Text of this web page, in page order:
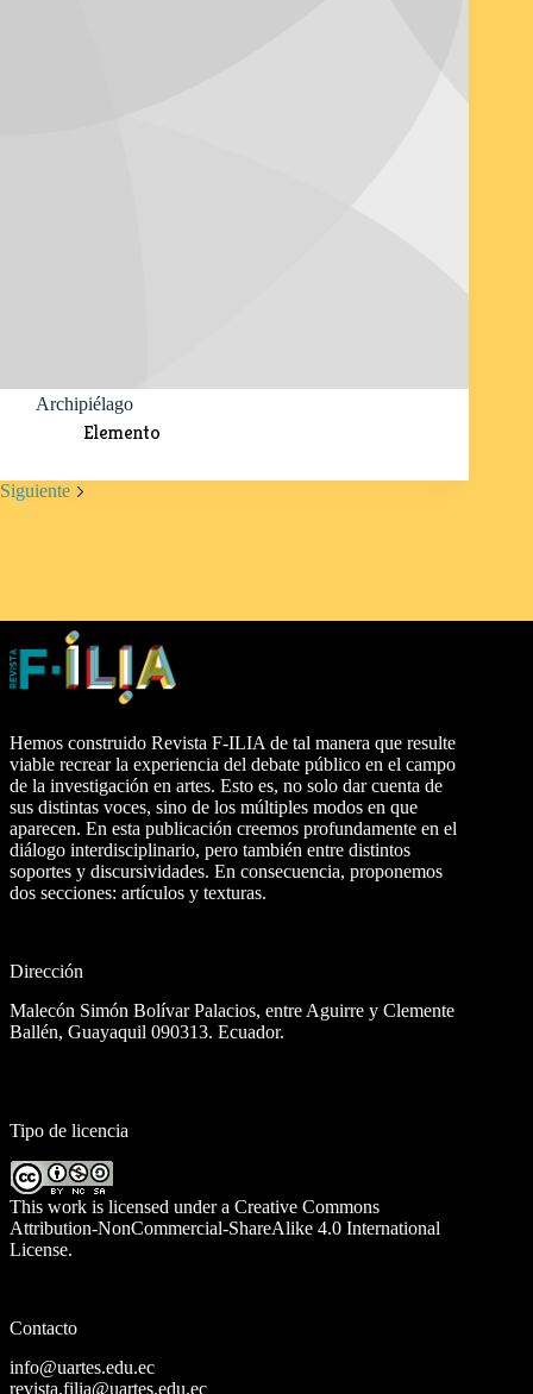
Archipiélago
Elemento
Siguiente
Hemos construido Revista F-ILIA de tal manera que resulte
viable recrear la experiencia del debate público en el campo
de la investigación en artes. Esto es, no solo dar cuenta de
sus distintas voces, sino de los múltiples modos en que
aparecen. En esta publicación creemos profundamente en el
diálogo interdisciplinario, pero también entre distintos
soportes y discursividades. En consecuencia, proponemos
dos secciones: artículos y texturas.
Dirección
Malecón Simón Bolívar Palacios, entre Aguirre y Clemente
Ballén, Guayaquil 090313. Ecuador.
Tipo de licencia
This work is licensed under a Creative Commons
Attribution-NonCommercial-ShareAlike 4.0 International
License.
Contacto
info@uartes.edu.ec
revista.filia@uartes.edu.ec